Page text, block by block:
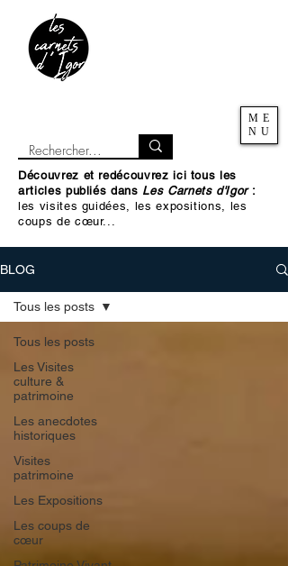
ME
NU
Découvrez et redécouvrez ici tous les
articles publiés dans Les Carnets d'Igor :
les visites guidées, les expositions, les
coups de cœur...
BLOG
Tous les posts
Les Visites
culture &
patrimoine
Les anecdotes
historiques
Visites
patrimoine
Les Expositions
Les coups de
cœur
Tous les posts